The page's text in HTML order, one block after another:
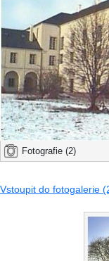
Fotografie (2)
Vstoupit do fotogalerie